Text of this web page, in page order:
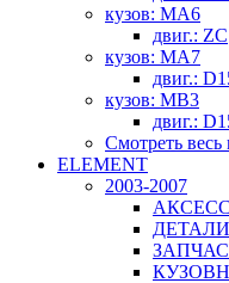
кузов: MA6
двиг.: ZC
кузов: MA7
двиг.:
кузов: MB3
двиг.:
Смотреть весь
ELEMENT
2003-2007